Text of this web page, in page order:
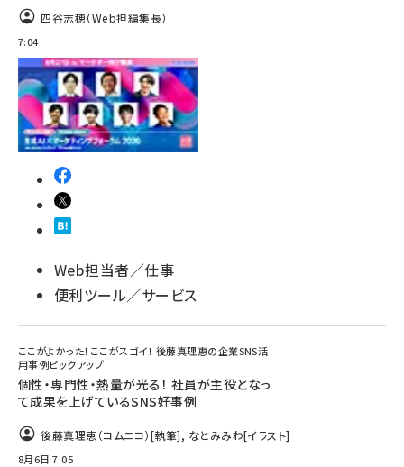
四谷志穂（Web担編集長）
7:04
Web担当者／仕事
便利ツール／サービス
ここがよかった！ここがスゴイ！ 後藤真理恵の企業SNS活
用事例ピックアップ
個性・専門性・熱量が光る！ 社員が主役となっ
て成果を上げているSNS好事例
後藤真理恵（コムニコ）[執筆], なとみみわ[イラスト]
8月6日 7:05